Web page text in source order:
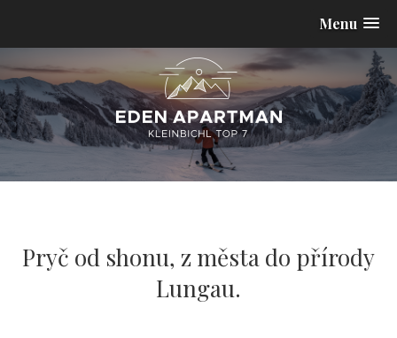
Menu
Pryč od shonu, z města do přírody
Lungau.